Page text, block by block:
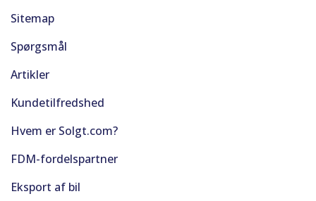
Sitemap
Spørgsmål
Artikler
Kundetilfredshed
Hvem er Solgt.com?
FDM-fordelspartner
Eksport af bil